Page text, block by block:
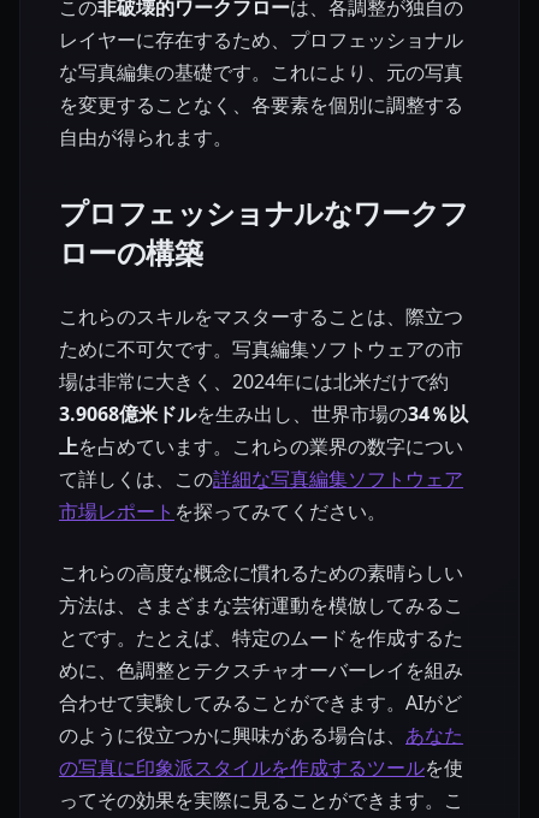
この非破壊的ワークフローは、各調整が独自の
レイヤーに存在するため、プロフェッショナル
な写真編集の基礎です。これにより、元の写真
を変更することなく、各要素を個別に調整する
自由が得られます。
プロフェッショナルなワークフ
ローの構築
これらのスキルをマスターすることは、際立つ
ために不可欠です。写真編集ソフトウェアの市
場は非常に大きく、2024年には北米だけで約
3.9068億米ドルを生み出し、世界市場の34％以
上を占めています。これらの業界の数字につい
て詳しくは、この詳細な写真編集ソフトウェア
市場レポート を探ってみてください。
これらの高度な概念に慣れるための素晴らしい
方法は、さまざまな芸術運動を模倣してみるこ
とです。たとえば、特定のムードを作成するた
めに、色調整とテクスチャオーバーレイを組み
合わせて実験してみることができます。AIがど
のように役立つかに興味がある場合は、 あなた
の写真に印象派スタイルを作成するツールを使
ってその効果を実際に見ることができます。こ